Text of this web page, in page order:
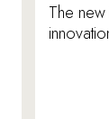
The